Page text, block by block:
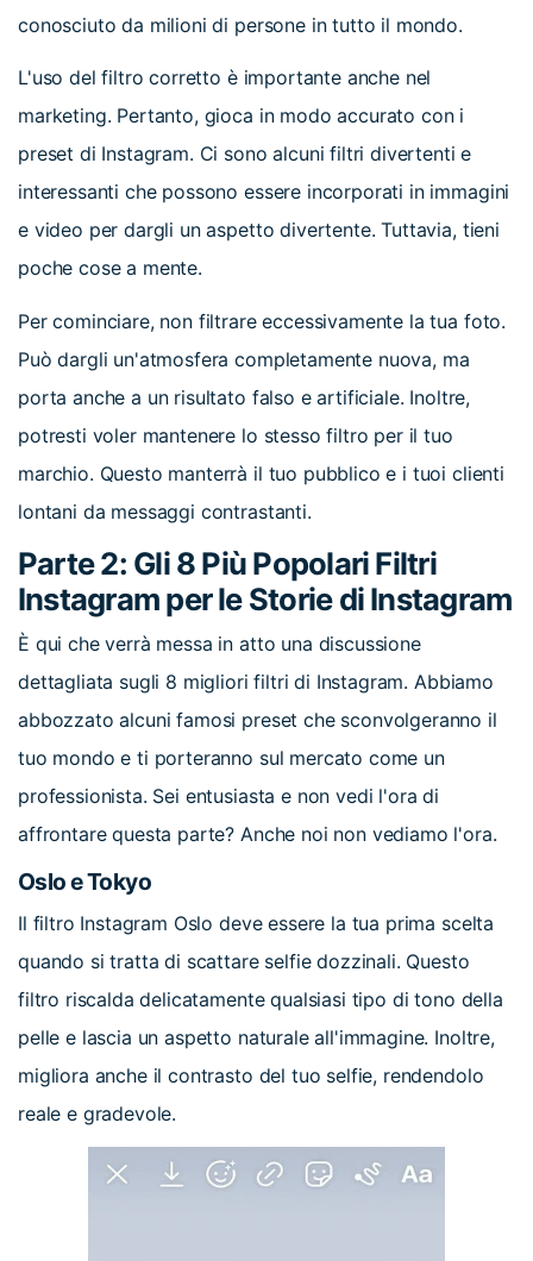
conosciuto da milioni di persone in tutto il mondo.
L'uso del filtro corretto è importante anche nel
marketing. Pertanto, gioca in modo accurato con i
preset di Instagram. Ci sono alcuni filtri divertenti e
interessanti che possono essere incorporati in immagini
e video per dargli un aspetto divertente. Tuttavia, tieni
poche cose a mente.
Per cominciare, non filtrare eccessivamente la tua foto.
Può dargli un'atmosfera completamente nuova, ma
porta anche a un risultato falso e artificiale. Inoltre,
potresti voler mantenere lo stesso filtro per il tuo
marchio. Questo manterrà il tuo pubblico e i tuoi clienti
lontani da messaggi contrastanti.
Parte 2: Gli 8 Più Popolari Filtri
Instagram per le Storie di Instagram
È qui che verrà messa in atto una discussione
dettagliata sugli 8 migliori filtri di Instagram. Abbiamo
abbozzato alcuni famosi preset che sconvolgeranno il
tuo mondo e ti porteranno sul mercato come un
professionista. Sei entusiasta e non vedi l'ora di
affrontare questa parte? Anche noi non vediamo l'ora.
Oslo e Tokyo
Il filtro Instagram Oslo deve essere la tua prima scelta
quando si tratta di scattare selfie dozzinali. Questo
filtro riscalda delicatamente qualsiasi tipo di tono della
pelle e lascia un aspetto naturale all'immagine. Inoltre,
migliora anche il contrasto del tuo selfie, rendendolo
reale e gradevole.